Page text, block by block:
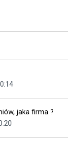
jaka firma ?